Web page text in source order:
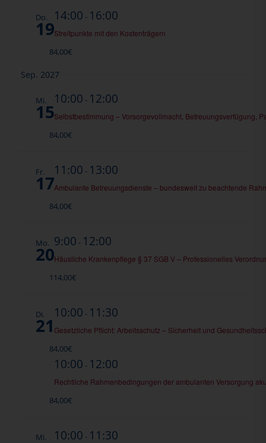
Do.
19
14:00 - 16:00
Streitpunkte mit den Kostenträgern
84,00€
Sep. 2027
Mi.
15
10:00 - 12:00
Selbstbestimmung – Vorsorgevollmacht, Betreuungsverfügung,
84,00€
Fr.
17
11:00 - 13:00
Ambulante Betreuungsdienste – bundesweit zu beachtende
84,00€
Mo.
20
9:00 - 12:00
Häusliche Krankenpflege § 37 SGB V – Professionelles
114,00€
Di.
21
10:00 - 11:30
Gesetzliche Pflicht: Arbeitsschutz – Sicherheit und
84,00€
10:00 - 12:00
Rechtliche Rahmenbedingungen der ambulanten Versorgung
84,00€
Mi. 10:00 - 11:30